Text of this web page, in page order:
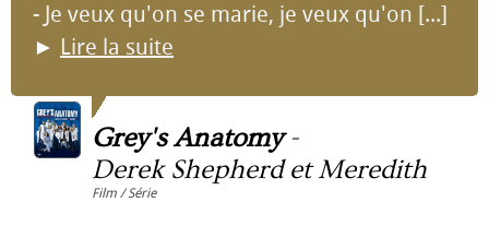
- Je veux qu'on se marie, je veux qu'on [...]
► Lire la suite
Grey's Anatomy-
Derek Shepherd et Meredith
Film / Série